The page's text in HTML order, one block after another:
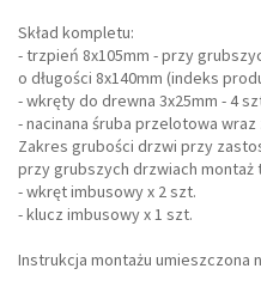
Skład kompletu:
- trzpień 8x105mm - przy
o długości 8x140mm (indeks
- wkręty do drewna 3x25mm - 4
- nacinana śruba przelotowa wraz
Zakres grubości drzwi przy
przy grubszych drzwiach montaż
- wkręt imbusowy x 2 szt.
- klucz imbusowy x 1 szt.
Instrukcja montażu umieszczona